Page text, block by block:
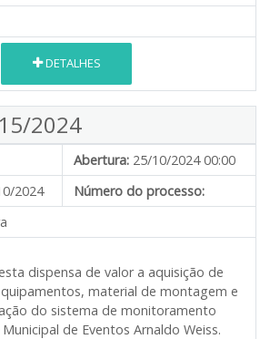
DETALHES
2024
Abertura: 25/10/2024 00:00
2024
Número do processo:
dispensa de valor a aquisição de
material de montagem e
do sistema de monitoramento
de Eventos Arnaldo Weiss.